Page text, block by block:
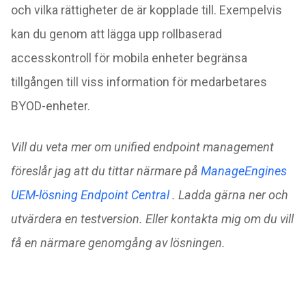
och vilka rättigheter de är kopplade till. Exempelvis
kan du genom att lägga upp rollbaserad
accesskontroll för mobila enheter begränsa
tillgången till viss information för medarbetares
BYOD-enheter.
Vill du veta mer om unified endpoint management
föreslår jag att du tittar närmare på ManageEngines
UEM-lösning Endpoint Central. Ladda gärna ner och
utvärdera en testversion. Eller kontakta mig om du vill
få en närmare genomgångav lösningen.